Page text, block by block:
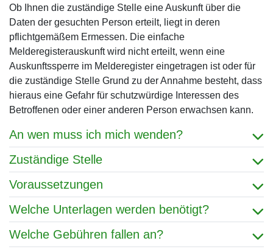
Ob Ihnen die zuständige Stelle eine Auskunft über die
Daten der gesuchten Person erteilt, liegt in deren
pflichtgemäßem Ermessen. Die einfache
Melderegisterauskunft wird nicht erteilt, wenn eine
Auskunftssperre im Melderegister eingetragen ist oder für
die zuständige Stelle Grund zu der Annahme besteht, dass
hieraus eine Gefahr für schutzwürdige Interessen des
Betroffenen oder einer anderen Person erwachsen kann.
An wen muss ich mich wenden?
Zuständige Stelle
Voraussetzungen
Welche Unterlagen werden benötigt?
Welche Gebühren fallen an?